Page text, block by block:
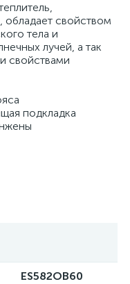
свойством
тела и
лучей, а так
свойствами
подкладка
ES582OB60